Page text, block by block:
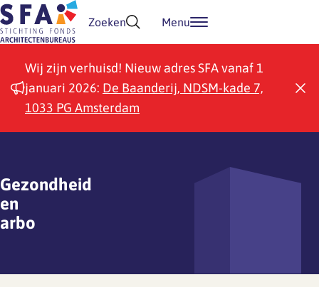
Doorgaan naar inhoud
Zoeken Menu
Wij zijn verhuisd! Nieuw adres SFA vanaf 1
januari 2026: De Baanderij, NDSM-kade 7,
1033 PG Amsterdam
Gezondheid
en
arbo